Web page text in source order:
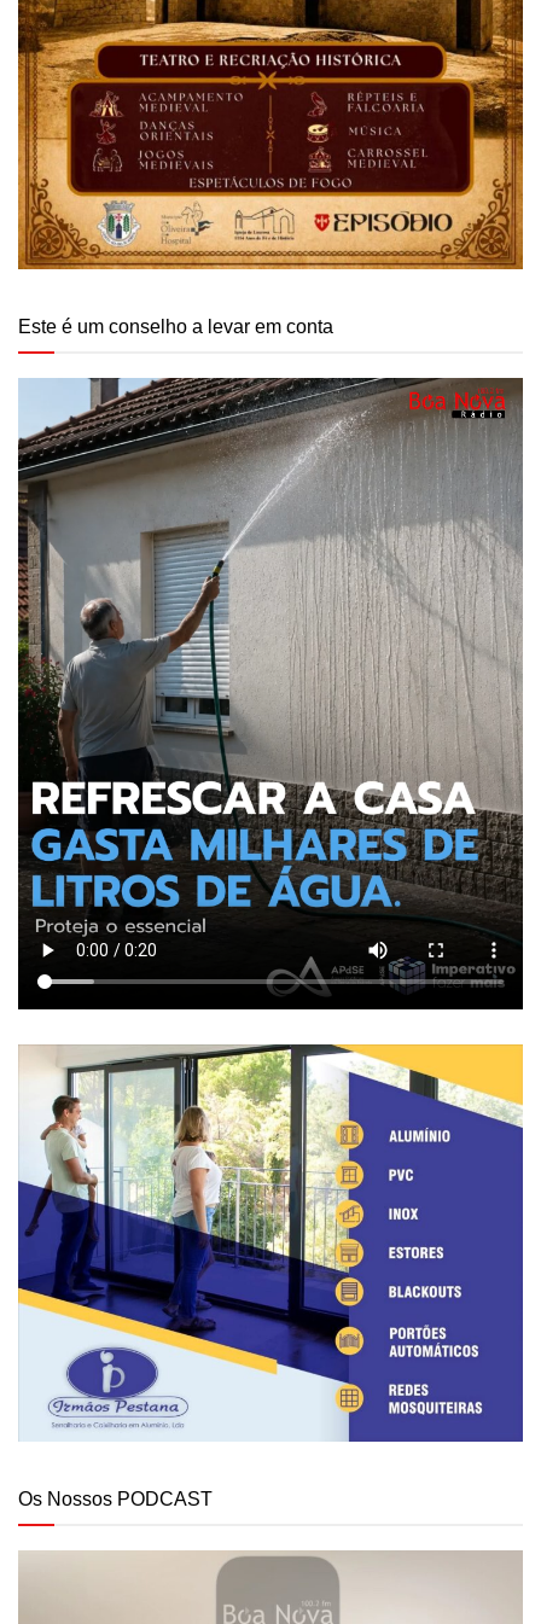
Este é um conselho a levar em conta
Os Nossos PODCAST